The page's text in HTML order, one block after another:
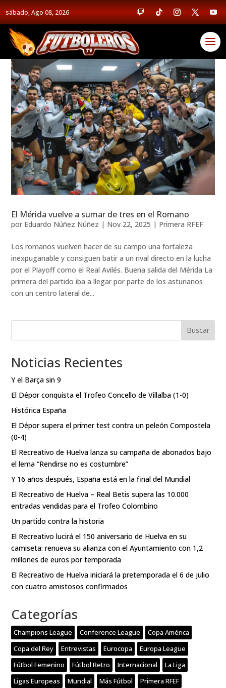
sábado, Ago 08, 2026
El Mérida vuelve a sumar de tres en el Romano
por Eduardo Núñez Núñez | Nov 22, 2025 | Primera RFEF
Los romanos vuelven hacer de su campo una fortaleza
inexpuganable y consiguen batir a un rival directo en la lucha
por el Playoff como el Real Avilés. Buena salida del Mérida La
primera del partido iba a llegar por parte de los asturianos
con un centro lateral de...
Buscar
Noticias Recientes
Y el Barça sin 9
El Dépor conquista el Trofeo Concello de Villalba (1-0)
Histórica España
El Dépor supera el primer test contra un peleón Compostela
(0-4)
El Recreativo de Huelva lanza su campaña de abonados bajo
el lema “Rendirse no es costumbre”
Y 16 años después, España está en la final del Mundial
El Recreativo de Huelva – Real Betis supera las 10.000
entradas vendidas para el Trofeo Colombino
Un partido contra la historia
El Recreativo lucirá el 150 aniversario de Huelva en su
camiseta: renueva su alianza con el Ayuntamiento con 1,2
millones de euros por temporada
El Recreativo de Huelva iniciará la pretemporada el 6 de julio
con cuatro amistosos confirmados
Categorías
Champions League Conference League
Copa América
Copa del Rey
Entrevistas Eurocopa
Europa League
Fútbol Femenino
Fútbol Retro Internacional
La Liga
Ligas Europeas
Mundial Más Fútbol
Primera RFEF